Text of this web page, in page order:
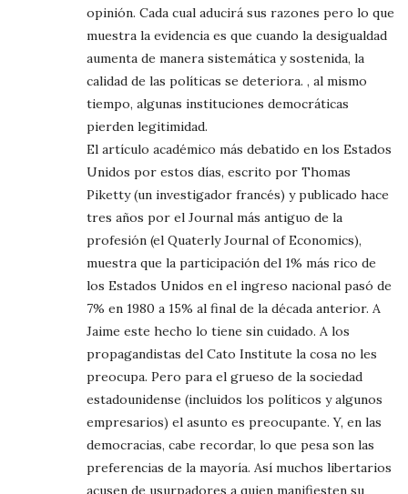
opinión. Cada cual aducirá sus razones pero lo que
muestra la evidencia es que cuando la desigualdad
aumenta de manera sistemática y sostenida, la
calidad de las políticas se deteriora. , al mismo
tiempo, algunas instituciones democráticas
pierden legitimidad.
El artículo académico más debatido en los Estados
Unidos por estos días, escrito por Thomas
Piketty (un investigador francés) y publicado hace
tres años por el Journal más antiguo de la
profesión (el Quaterly Journal of Economics),
muestra que la participación del 1% más rico de
los Estados Unidos en el ingreso nacional pasó de
7% en 1980 a 15% al final de la década anterior. A
Jaime este hecho lo tiene sin cuidado. A los
propagandistas del Cato Institute la cosa no les
preocupa. Pero para el grueso de la sociedad
estadounidense (incluidos los políticos y algunos
empresarios) el asunto es preocupante. Y, en las
democracias, cabe recordar, lo que pesa son las
preferencias de la mayoría. Así muchos libertarios